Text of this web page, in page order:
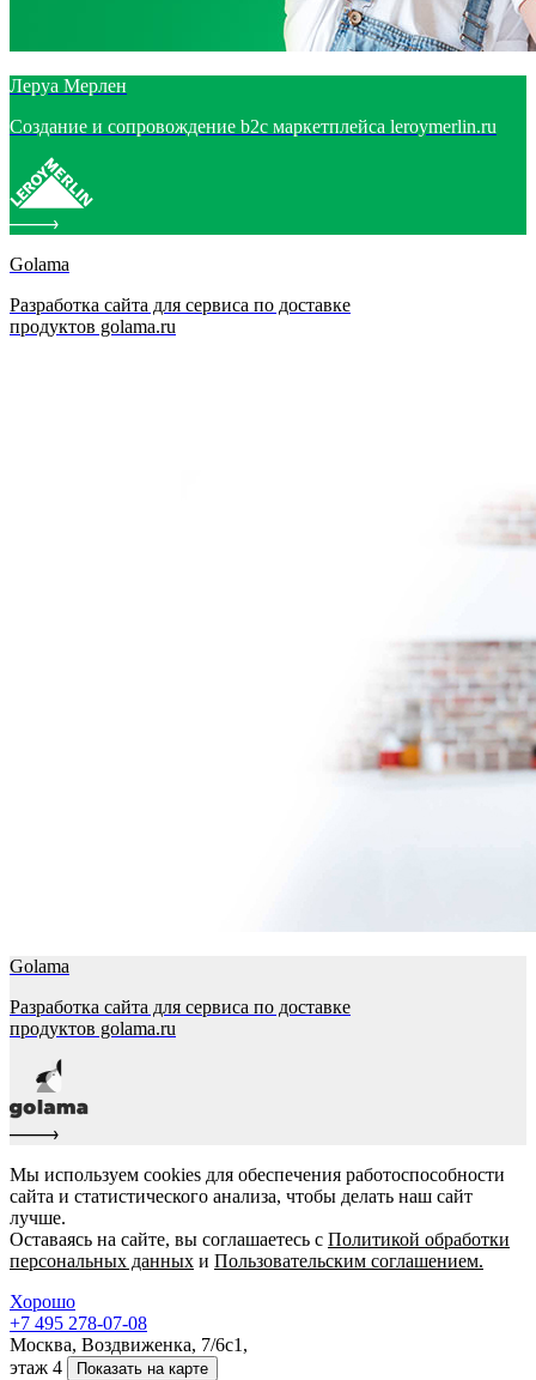
Леруа Мерлен
Создание и сопровождение b2c маркетплейса leroymerlin.ru
Golama
Разработка сайта для сервиса по доставке
продуктов golama.ru
Golama
Разработка сайта для сервиса по доставке
продуктов golama.ru
Мы используем cookies для обеспечения работоспособности
сайта и статистического анализа, чтобы делать наш сайт
лучше.
Оставаясь на сайте, вы соглашаетесь с Политикой обработки
персональных данных и Пользовательским соглашением.
Хорошо
+7 495 278-07-08
Москва, Воздвиженка, 7/6с1,
этаж 4
Показать на карте